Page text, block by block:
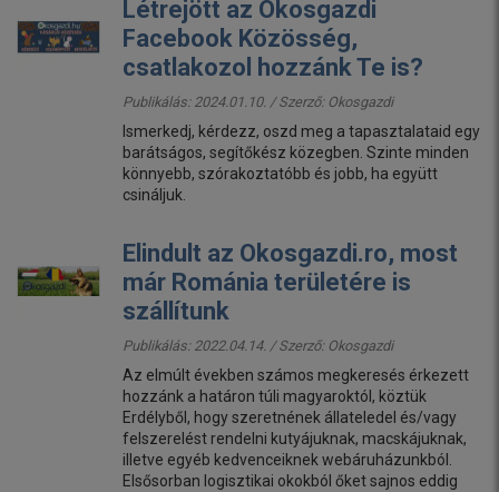
Létrejött az Okosgazdi
Facebook Közösség,
csatlakozol hozzánk Te is?
Publikálás: 2024.01.10. / Szerző: Okosgazdi
Ismerkedj, kérdezz, oszd meg a tapasztalataid egy
barátságos, segítőkész közegben. Szinte minden
könnyebb, szórakoztatóbb és jobb, ha együtt
csináljuk.
Elindult az Okosgazdi.ro, most
már Románia területére is
szállítunk
Publikálás: 2022.04.14. / Szerző: Okosgazdi
Az elmúlt években számos megkeresés érkezett
hozzánk a határon túli magyaroktól, köztük
Erdélyből, hogy szeretnének állateledel és/vagy
felszerelést rendelni kutyájuknak, macskájuknak,
illetve egyéb kedvenceiknek webáruházunkból.
Elsősorban logisztikai okokból őket sajnos eddig